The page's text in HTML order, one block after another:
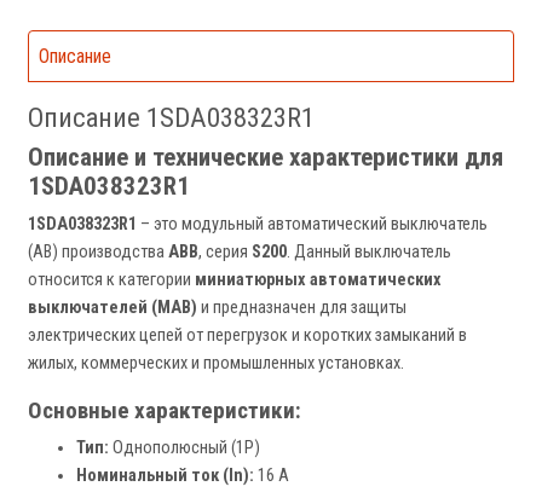
Описание
Описание 1SDA038323R1
Описание и технические характеристики для
1SDA038323R1
1SDA038323R1 – это модульный автоматический выключатель
(АВ) производстваABB, серия S200. Данный выключатель
относится к категории миниатюрных автоматических
выключателей (МАВ) и предназначен для защиты
электрических цепей от перегрузок и коротких замыканий в
жилых, коммерческих и промышленных установках.
Основные характеристики:
Тип: Однополюсный (1P)
Номинальный ток (In): 16 А